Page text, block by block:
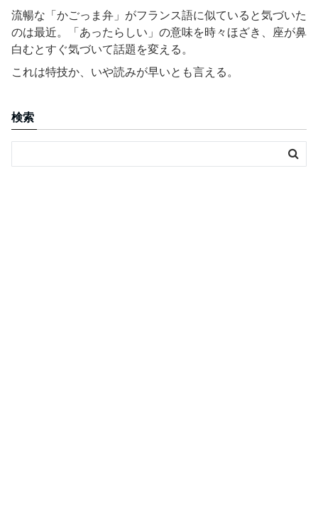
流暢な「かごっま弁」がフランス語に似ていると気づいた
のは最近。「あったらしい」の意味を時々ほざき、座が鼻
白むとすぐ気づいて話題を変える。
これは特技か、いや読みが早いとも言える。
検索